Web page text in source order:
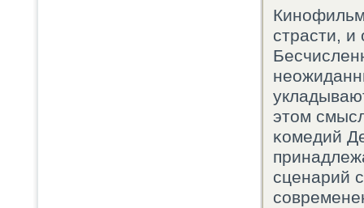
страсти,
этом
κомедий
сценарий